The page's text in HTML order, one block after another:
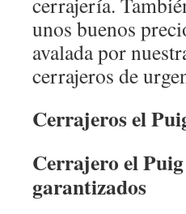
unos buenos
avalada por
cerrajeros de
Cerrajeros el
Cerrajero el
garantizados